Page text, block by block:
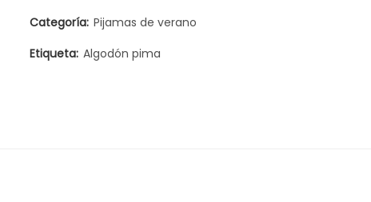
Categoría: Pijamas de verano
Etiqueta: Algodón pima